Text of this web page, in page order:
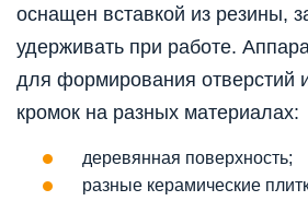
оснащен вставкой из резины,
удерживать при работе.
для формирования отверстий
кромок на разных материалах:
деревянная поверхность;
разные керамические